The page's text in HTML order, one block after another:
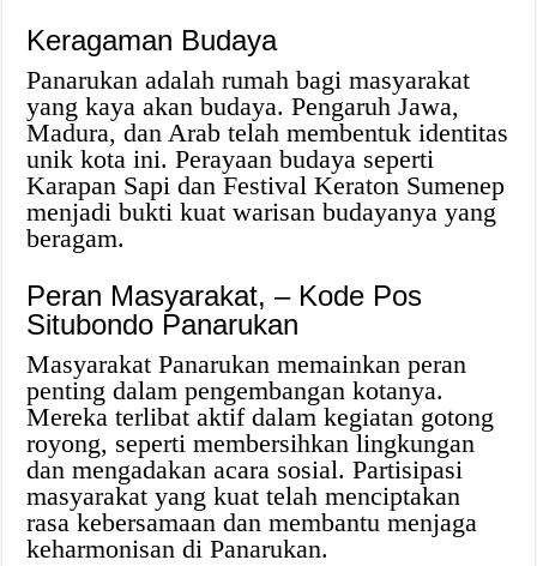
Keragaman Budaya
Panarukan adalah rumah bagi masyarakat
yang kaya akan budaya. Pengaruh Jawa,
Madura, dan Arab telah membentuk identitas
unik kota ini. Perayaan budaya seperti
Karapan Sapi dan Festival Keraton Sumenep
menjadi bukti kuat warisan budayanya yang
beragam.
Peran Masyarakat, – Kode Pos
Situbondo Panarukan
Masyarakat Panarukan memainkan peran
penting dalam pengembangan kotanya.
Mereka terlibat aktif dalam kegiatan gotong
royong, seperti membersihkan lingkungan
dan mengadakan acara sosial. Partisipasi
masyarakat yang kuat telah menciptakan
rasa kebersamaan dan membantu menjaga
keharmonisan di Panarukan.